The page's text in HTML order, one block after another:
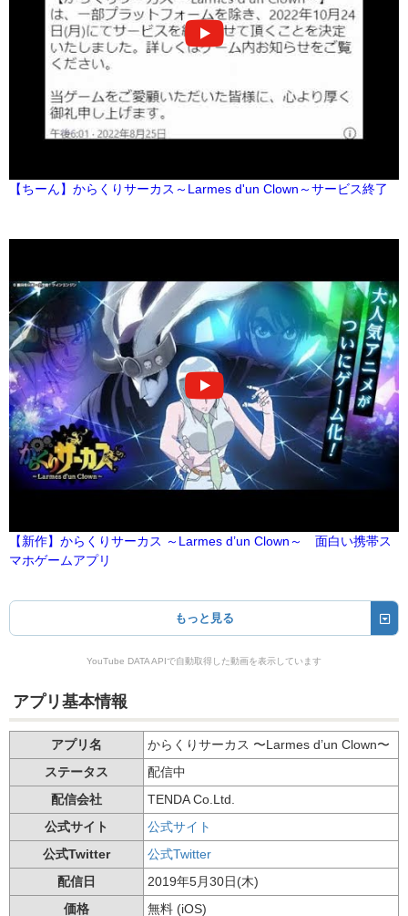
【ちーん】からくりサーカス～Larmes d'un Clown～サービス終了
【新作】からくりサーカス ～Larmes d’un Clown～ 面白い携帯ス
マホゲームアプリ
もっと見る
YouTube DATA APIで自動取得した動画を表示しています
アプリ基本情報
アプリ名
からくりサーカス 〜Larmes d’un Clown〜
ステータス
配信中
配信会社
TENDA Co.Ltd.
公式サイト
公式サイト
公式Twitter
公式Twitter
配信日
2019年5月30日(木)
価格
無料 (iOS)